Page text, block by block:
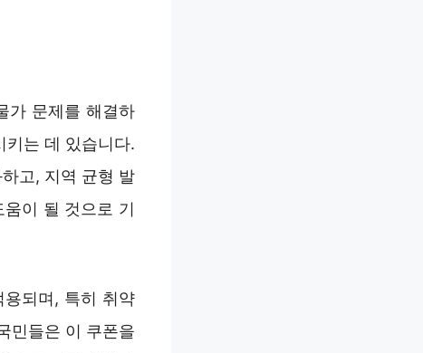
가 문제를 해결하
키는 데 있습니다.
고, 지역 균형 발
이 될 것으로 기
되며, 특히 취약
민들은 이 쿠폰을